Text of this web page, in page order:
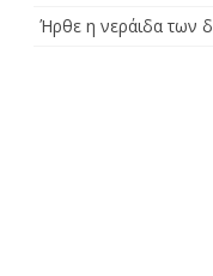
Ήρθε η νεράιδα των